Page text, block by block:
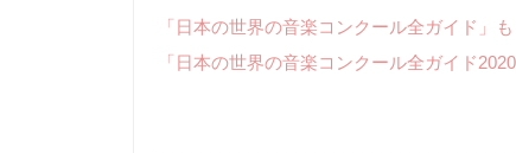
「日本の世界の音楽コンクール全ガイド」
「日本の世界の音楽コンクール全ガイド